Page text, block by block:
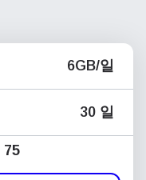
6GB/일
30 일
75